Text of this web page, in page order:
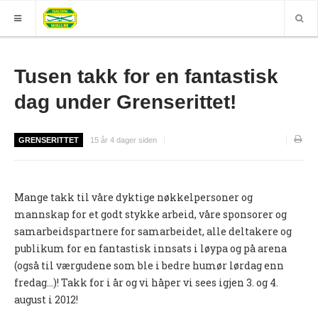
Nyheter (World of O)
Sesongplan
Løpe for Halden SK?
Løpergruppe
Join Halden?
Støtteapparat
Tusen takk for en fantastisk
dag under Grenserittet!
GRENSERITTET 15 år 4 dager siden
Mange takk til våre dyktige nøkkelpersoner og
mannskap for et godt stykke arbeid, våre sponsorer og
samarbeidspartnere for samarbeidet, alle deltakere og
publikum for en fantastisk innsats i løypa og på arena
(også til værgudene som ble i bedre humør lørdag enn
fredag...)! Takk for i år og vi håper vi sees igjen 3. og 4.
august i 2012!